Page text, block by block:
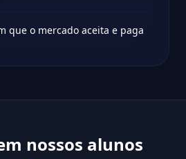
que o mercado aceita e paga
nossos alunos